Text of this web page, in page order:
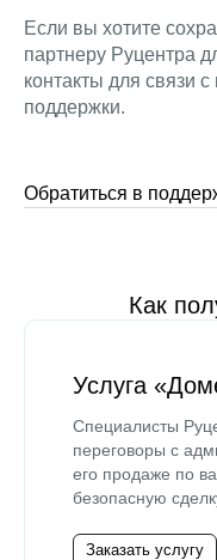
Если вы хотите
партнеру Руцентра
контакты для связи
поддержки.
Обратиться в
Как
Услуга
Специалисты
переговоры с
его продаже по
безопасную
Заказать услугу